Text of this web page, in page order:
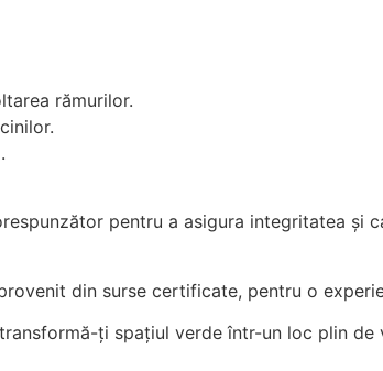
rămurilor.
pentru a asigura integritatea și
din surse certificate, pentru o
ți spațiul verde într-un loc plin de